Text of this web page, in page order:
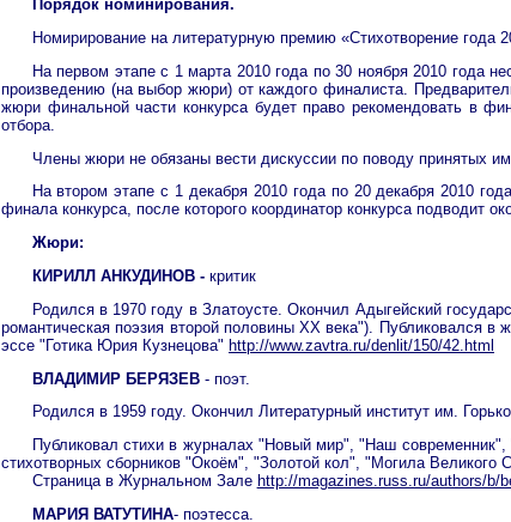
Порядок номинирования.
Номирирование на литературную премию «Стихотворение года
На первом этапе с 1 марта 2010 года по 30 ноября 2010 года
произведению (на выбор жюри) от каждого финалиста.
жюри финальной части конкурса будет право рекомендовать в
отбора.
Члены жюри не обязаны вести дискуссии по поводу принятых
На втором этапе с 1 декабря 2010 года по 20 декабря 2010
финала конкурса, после которого координатор конкурса подводит
Жюри:
КИРИЛЛ АНКУДИНОВ - критик
Родился в 1970 году в Златоусте. Окончил Адыгейский
романтическая поэзия второй половины ХХ века"). Публиковался
эссе "Готика Юрия Кузнецова" http://www.zavtra.ru/denlit/150/42.html
ВЛАДИМИР БЕРЯЗЕВ- поэт.
Родился в 1959 году. Окончил Литературный институт им.
Публиковал стихи в журналах "Новый мир", "Наш
стихотворных сборников "Окоём", "Золотой кол", "Могила
Страница в Журнальном Зале http://magazines.russ.ru/authors/b/
МАРИЯ ВАТУТИНА- поэтесса.